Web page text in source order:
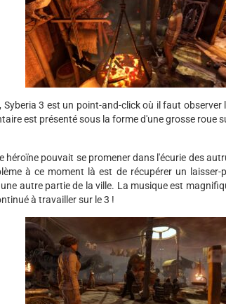
Syberia 3 est un point-and-click où il faut observer
est présenté sous la forme d'une grosse roue
héroïne pouvait se promener dans l'écurie des
à ce moment là est de récupérer un
autre partie de la ville. La musique est
à travailler sur le 3 !